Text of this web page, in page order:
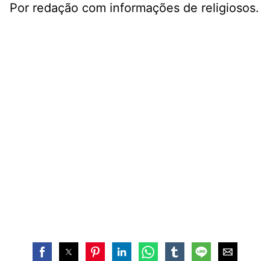
Por redação com informações de religiosos.